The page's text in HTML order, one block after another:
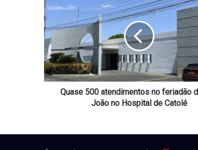
500
atendimentos
no
feriadão
de
São
João
no
HospitalQuase 500 atendimentos no feriadão
João no Hospital de Catolé